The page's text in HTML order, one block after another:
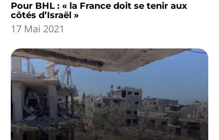
Pour BHL : « la France doit se tenir aux
côtés d’Israël »
17 Mai 2021